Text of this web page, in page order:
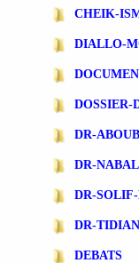
CHEIK-
DIALLO-
DOSSIER-
DR-
DR-
DR-
DR-
DEBATS